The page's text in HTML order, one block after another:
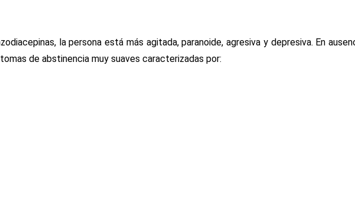
la persona está más agitada, paranoide, agresiva y depresiva. En
de abstinencia muy suaves caracterizadas por: